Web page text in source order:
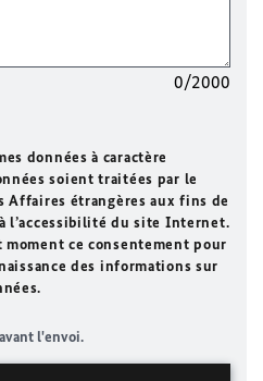
0/2000
données à caractère
soient traitées par le
Affaires étrangères aux fins de
l’accessibilité du site Internet.
ce consentement pour
des informations sur
l'envoi.